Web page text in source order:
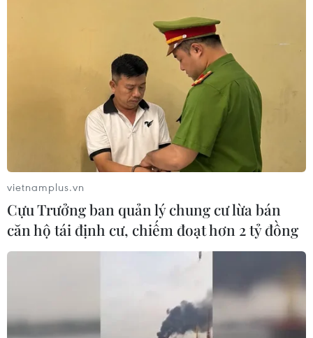
vietnamplus.vn
Cựu Trưởng ban quản lý chung cư lừa bán
căn hộ tái định cư, chiếm đoạt hơn 2 tỷ đồng